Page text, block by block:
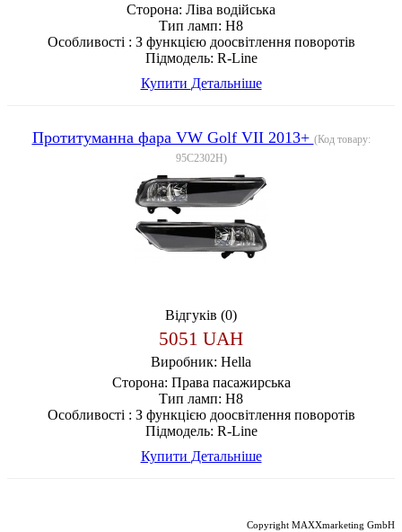
Сторона: Ліва водійська
Тип ламп: H8
Особливості : З функцією доосвітлення поворотів
Підмодель: R-Line
Купити Детальніше
Протитуманна фара VW Golf VII 2013+ (Код товару:
95C2302H)
Відгуків (0)
5051 UAH
Виробник: Hella
Сторона: Права пасажирська
Тип ламп: H8
Особливості : З функцією доосвітлення поворотів
Підмодель: R-Line
Купити Детальніше
Copyright MAXXmarketing GmbH